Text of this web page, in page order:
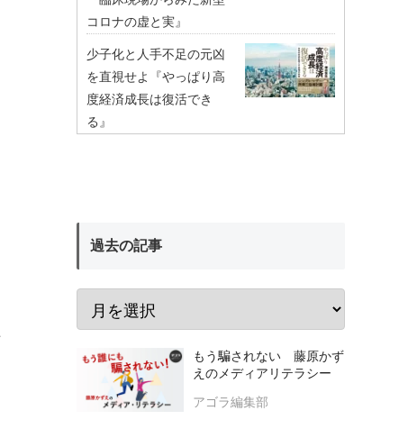
コロナの虚と実』
少子化と人手不足の元凶
を直視せよ『やっぱり高
度経済成長は復活でき
る』
過去の記事
もう騙されない 藤原かず
えのメディアリテラシー
アゴラ編集部